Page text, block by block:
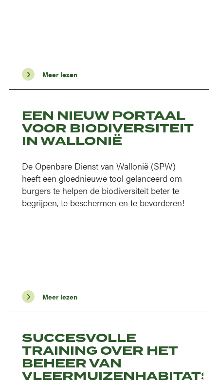
Meer lezen
EEN NIEUW PORTAAL
VOOR BIODIVERSITEIT
IN WALLONIË
De Openbare Dienst van Wallonië (SPW)
heeft een gloednieuwe tool gelanceerd om
burgers te helpen de biodiversiteit beter te
begrijpen, te beschermen en te bevorderen!
Meer lezen
SUCCESVOLLE
TRAINING OVER HET
BEHEER VAN
VLEERMUIZENHABITATS